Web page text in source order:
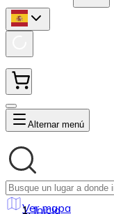
Alternar menú
Ver mapa
Inicio